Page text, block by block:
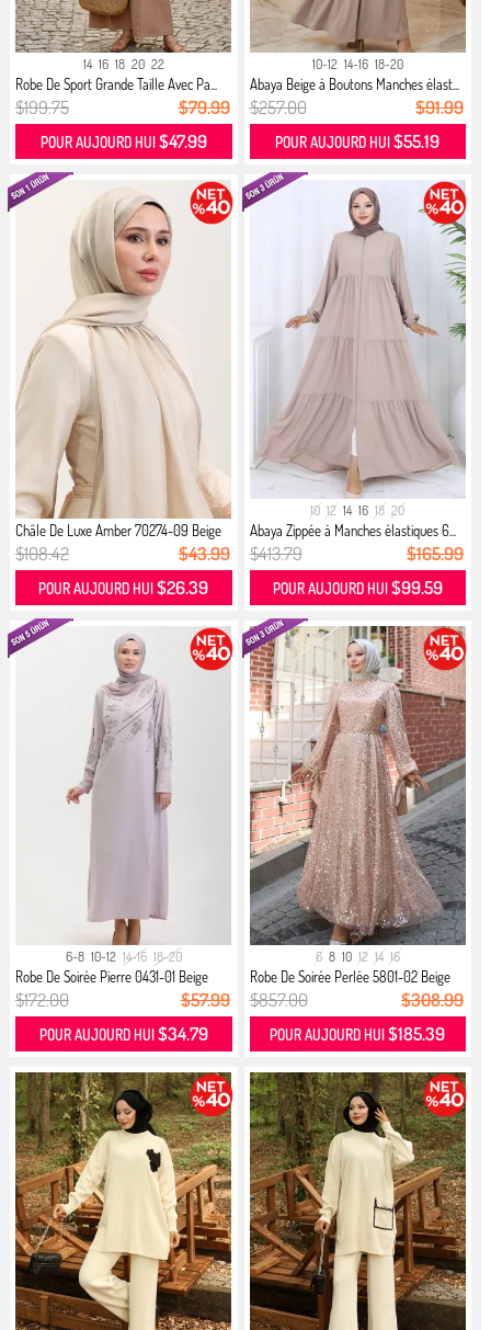
14 16 18 20 22
Robe De Sport Grande Taille Avec Pa...
$199.75 $79.99
POUR AUJOURD HUI $47.99
10-12 14-16 18-20
Abaya Beige à Boutons Manches élast...
$257.00 $91.99
POUR AUJOURD HUI$55.19
Châle De Luxe Amber 70274-09 Beige
$108.42 $43.99
POUR AUJOURD HUI$26.39
10 12 14 16 18 20
Abaya Zippée à Manches élastiques 6...
$413.79 $165.99
POUR AUJOURD HUI $99.59
6-8 10-12 14-16 18-20
Robe De Soirée Pierre 0431-01 Beige
$172.00 $57.99
POUR AUJOURD HUI $34.79
6 8 10 12 14 16
Robe De Soirée Perlée 5801-02 Beige
$857.00 $308.99
POUR AUJOURD HUI$185.39